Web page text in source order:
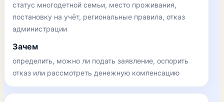
статус многодетной семьи, место проживания,
постановку на учёт, региональные правила, отказ
администрации
Зачем
определить, можно ли подать заявление, оспорить
отказ или рассмотреть денежную компенсацию